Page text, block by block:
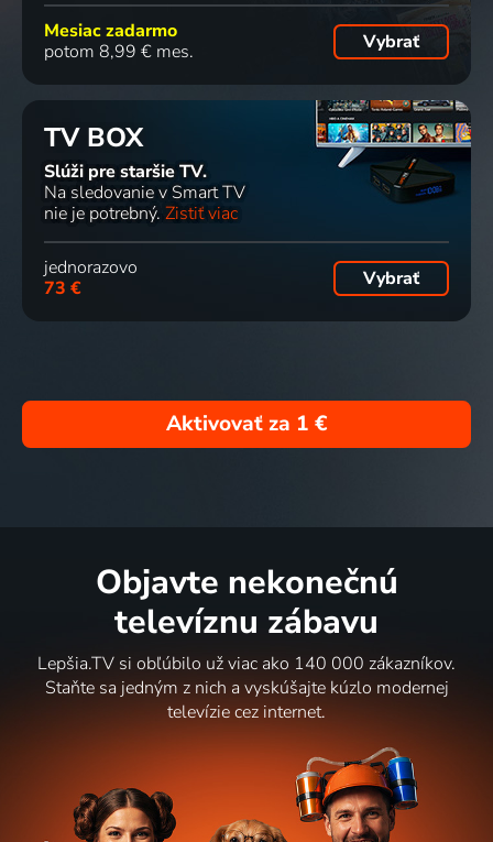
Mesiac zadarmo
potom 8,99 € mes.
Vybrať
TV BOX
Slúži pre staršie TV.
Na sledovanie v Smart TV
nie je potrebný. Zistiť viac
jednorazovo
73 €
Vybrať
Aktivovať za 1 €
Objavte nekonečnú
televíznu zábavu
Lepšia.TV si obľúbilo už viac ako 140 000 zákazníkov.
Staňte sa jedným z nich a vyskúšajte kúzlo modernej
televízie cez internet.